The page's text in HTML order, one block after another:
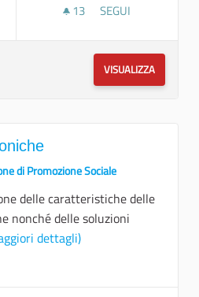
13 13 SOSTENITORI
SEGUI
VISUALIZZA
di Promozione Sociale
delle caratteristiche delle
nonché delle soluzioni
dettagli)
Formazione